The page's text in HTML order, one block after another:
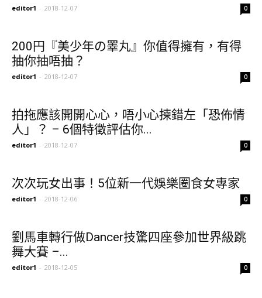
editor1 - 2018-12-07 0
200円『美少年の睪丸』你值得擁有，有得
抽你抽唔抽？
editor1 - 2018-12-07 0
拍拖應該開開心心，唔小心揀錯左「恐佈情
人」？ – 6個特徵評估你...
editor1 - 2018-12-07 0
次次玩女出事！5位新一代娛樂圈食女專家
editor1 - 2018-12-06 0
劉馬車轉行做Dancer技驚四座參加世界級跳
舞大賽 –...
editor1 - 2018-12-05 0